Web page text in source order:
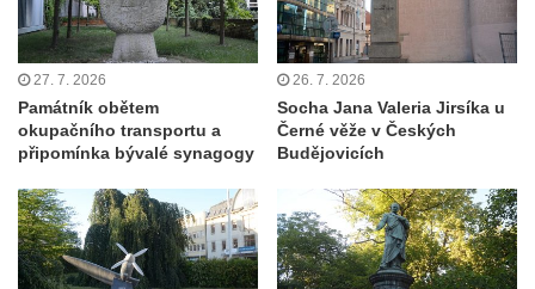
Krásné u Pěnčína
Kenotaf Edmunda Andera na hřbitově v
Krásné u Pěnčína
Hřbitovní kaple rodiny Fiedler na hřbitově v
Teplicích nad Metují
Kenotaf Franze Ruseho na hřbitově v
Teplicích nad Metují
Pomník obětem 2. světové války na hřbitově
27. 7. 2026
Památník obětem
okupačního transportu a
připomínka bývalé synagogy
26. 7. 2026
Socha Jana Valeria Jirsíka u
Černé věže v Českých
Budějovicích